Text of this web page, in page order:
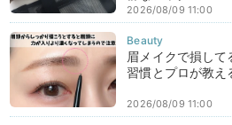
2026/08/09 11:00
眉メイクで損し
習慣とプロが教え
2026/08/09 11:00